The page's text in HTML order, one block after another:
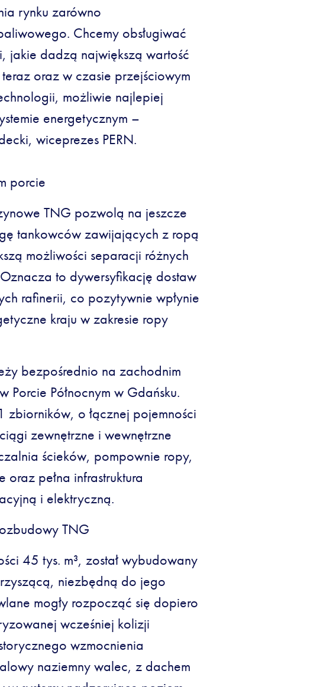
rynku zarówno
Chcemy obsługiwać
jakie dadzą największą wartość
oraz w czasie przejściowym
możliwie najlepiej
energetycznym –
wiceprezes PERN.
porcie
TNG pozwolą na jeszcze
tankowców zawijających z ropą
możliwości separacji różnych
to dywersyfikację dostaw
rafinerii, co pozytywnie wpłynie
kraju w zakresie ropy
bezpośrednio na zachodnim
Porcie Północnym w Gdańsku.
zbiorników, o łącznej pojemności
zewnętrzne i wewnętrzne
ścieków, pompownie ropy,
pełna infrastruktura
i elektryczną.
TNG
45 tys. m³, został wybudowany
niezbędną do jego
mogły rozpocząć się dopiero
wcześniej kolizji
wzmocnienia
naziemny walec, z dachem